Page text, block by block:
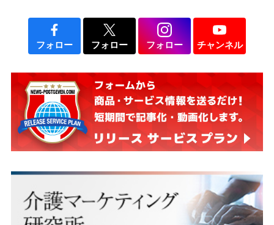
フォロー フォロー フォロー チャンネル